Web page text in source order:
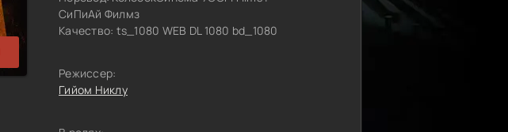
СиПиАй Филмз
Качество: ts_1080 WEB DL 1080 bd_1080
Режиссер:
Гийом Никлу